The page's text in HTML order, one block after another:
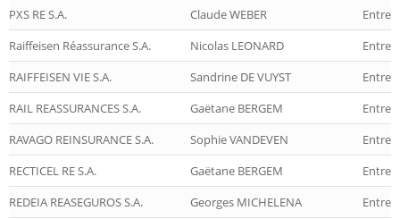
PXS RE S.A. Claude WEBER
Raiffeisen Réassurance S.A.
Nicolas LEONARD
RAIFFEISEN VIE S.A.
Sandrine DE VUYST
RAIL REASSURANCES S.A.
Gaëtane BERGEM
RAVAGO REINSURANCE S.A.
Sophie VANDEVEN
RECTICEL RE S.A.
Gaëtane BERGEM
REDEIA REASEGUROS S.A.
Georges MICHELENA